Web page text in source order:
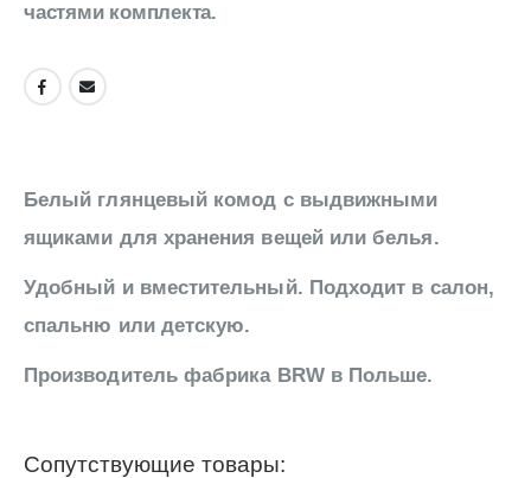
частями комплекта.
Белый глянцевый комод с выдвижными
ящиками для хранения вещей или белья.
Удобный и вместительный. Подходит в салон,
спальню или детскую.
Производитель фабрика BRW в Польше.
Сопутствующие товары: